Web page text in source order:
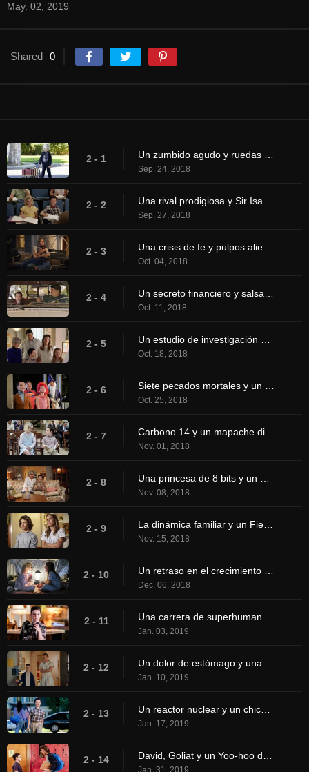
May. 02, 2019
Shared 0
2 - 1 Un zumbido agudo y ruedas de entrenamiento
Sep. 24, 2018
2 - 2 Una rival prodigiosa y Sir Isaac Neutron
Sep. 27, 2018
2 - 3 Una crisis de fe y pulpos alienígenas
Oct. 04, 2018
2 - 4 Un secreto financiero y salsa de pescado
Oct. 11, 2018
2 - 5 Un estudio de investigación y bolaches checoslovacos
Oct. 18, 2018
2 - 6 Siete pecados mortales y un pequeño Carl Sagan
Oct. 25, 2018
2 - 7 Carbono 14 y un mapache disecado
Nov. 01, 2018
2 - 8 Una princesa de 8 bits y un genio de los neumáticos pinchados
Nov. 08, 2018
2 - 9 La dinámica familiar y un Fiero rojo
Nov. 15, 2018
2 - 10 Un retraso en el crecimiento y una lata de frutos secos falsa
Dec. 06, 2018
2 - 11 Una carrera de superhumanos y una carta a Alf
Jan. 03, 2019
2 - 12 Un dolor de estómago y una metáfora de una ballena
Jan. 10, 2019
2 - 13 Un reactor nuclear y un chico llamado Lovey
Jan. 17, 2019
2 - 14 David, Goliat y un Yoo-hoo de la espalda